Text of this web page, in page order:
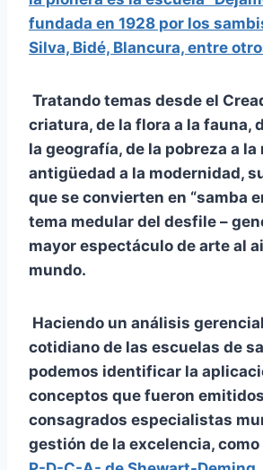
fundada en 1928 por los
Silva, Bidé, Blancura, entre
Tratando temas desde el
criatura, de la flora a la fauna,
la geografía, de la pobreza a la
antigüedad a la modernidad,
que se convierten en “samba
tema medular del desfile –
mayor espectáculo de arte al
mundo.
Haciendo un análisis
cotidiano de las escuelas de
podemos identificar la
conceptos que fueron
consagrados especialistas
gestión de la excelencia,